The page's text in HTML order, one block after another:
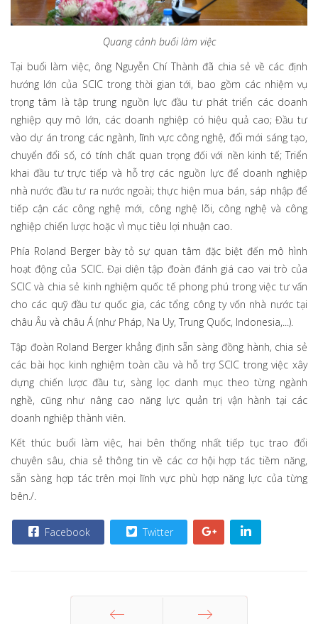
Quang cảnh buổi làm việc
Tại buổi làm việc, ông Nguyễn Chí Thành đã chia sẻ về các định
hướng lớn của SCIC trong thời gian tới, bao gồm các nhiệm vụ
trọng tâm là tập trung nguồn lực đầu tư phát triển các doanh
nghiệp quy mô lớn, các doanh nghiệp có hiệu quả cao; Đầu tư
vào dự án trong các ngành, lĩnh vực công nghệ, đổi mới sáng tạo,
chuyển đổi số, có tính chất quan trọng đối với nền kinh tế; Triển
khai đầu tư trực tiếp và hỗ trợ các nguồn lực để doanh nghiệp
nhà nước đầu tư ra nước ngoài; thực hiện mua bán, sáp nhập để
tiếp cận các công nghệ mới, công nghệ lõi, công nghệ và công
nghiệp chiến lược hoặc vì mục tiêu lợi nhuận cao.
Phía Roland Berger bày tỏ sự quan tâm đặc biệt đến mô hình
hoạt động của SCIC. Đại diện tập đoàn đánh giá cao vai trò của
SCIC và chia sẻ kinh nghiệm quốc tế phong phú trong việc tư vấn
cho các quỹ đầu tư quốc gia, các tổng công ty vốn nhà nước tại
châu Âu và châu Á (như Pháp, Na Uy, Trung Quốc, Indonesia,...).
Tập đoàn Roland Berger khẳng định sẵn sàng đồng hành, chia sẻ
các bài học kinh nghiệm toàn cầu và hỗ trợ SCIC trong việc xây
dựng chiến lược đầu tư, sàng lọc danh mục theo từng ngành
nghề, cũng như nâng cao năng lực quản trị vận hành tại các
doanh nghiệp thành viên.
Kết thúc buổi làm việc, hai bên thống nhất tiếp tục trao đổi
chuyên sâu, chia sẻ thông tin về các cơ hội hợp tác tiềm năng,
sẵn sàng hợp tác trên mọi lĩnh vực phù hợp năng lực của từng
bên./.
Facebook Twitter